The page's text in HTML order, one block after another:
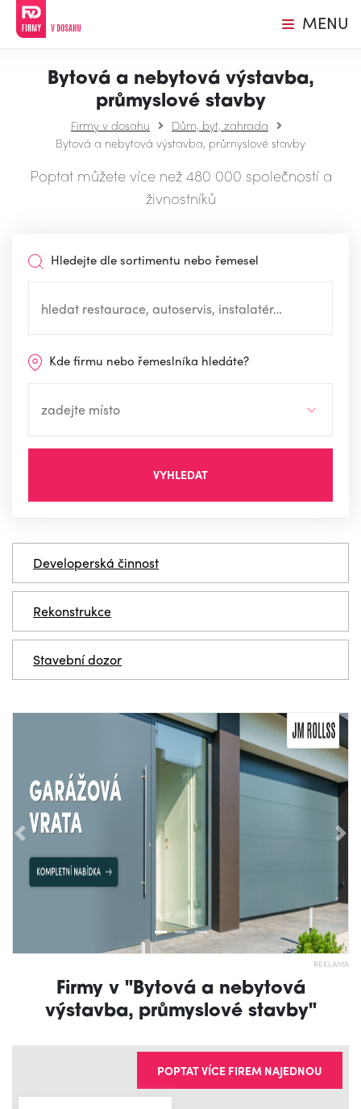
MENU
Bytová a nebytová výstavba,
průmyslové stavby
Firmy v dosahu
Dům, byt, zahrada
Bytová a nebytová výstavba, průmyslové stavby
Poptat můžete více než 480 000 společností a
živnostníků
Hledejte dle sortimentu nebo řemesel
Kde firmu nebo řemeslníka hledáte?
VYHLEDAT
Developerská činnost
Rekonstrukce
Stavební dozor
Předchozí
REKLAMA
Firmy v "Bytová a nebytová
výstavba, průmyslové stavby"
POPTAT VÍCE FIREM NAJEDNOU